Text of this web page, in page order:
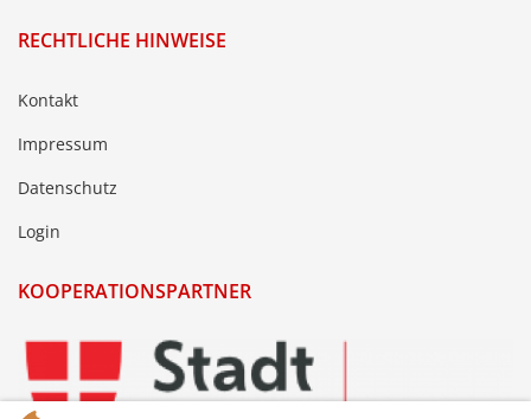
RECHTLICHE HINWEISE
Kontakt
Impressum
Datenschutz
Login
KOOPERATIONSPARTNER